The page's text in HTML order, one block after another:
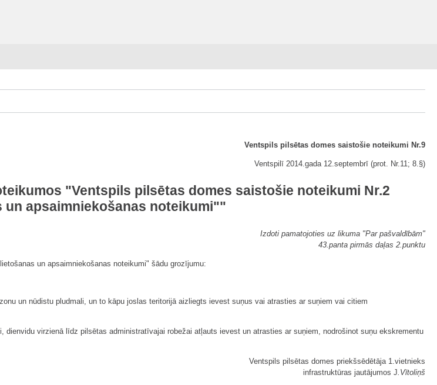
Ventspils pilsētas domes saistošie noteikumi Nr.9
Ventspilī 2014.gada 12.septembrī (prot. Nr.11; 8.§)
"Ventspils pilsētas domes saistošie noteikumi Nr.2
un apsaimniekošanas noteikumi""
Izdoti pamatojoties uz likuma "Par pašvaldībām"
43.panta pirmās daļas 2.punktu
un apsaimniekošanas noteikumi" šādu grozījumu:
un nūdistu pludmali, un to kāpu joslas teritorijā aizliegts ievest suņus vai atrasties ar suņiem vai citiem
virzienā līdz pilsētas administratīvajai robežai atļauts ievest un atrasties ar suņiem, nodrošinot suņu ekskrementu
Ventspils pilsētas domes priekšsēdētāja 1.vietnieks
infrastruktūras jautājumos J.Vītoliņš